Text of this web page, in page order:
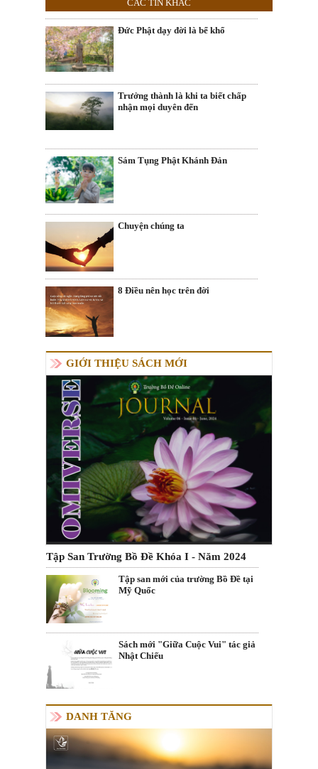
CÁC TIN KHÁC
Đức Phật dạy đời là bể khổ
Trưởng thành là khi ta biết chấp
nhận mọi duyên đến
Sám Tụng Phật Khánh Đản
Chuyện chúng ta
8 Điều nên học trên đời
GIỚI THIỆU SÁCH MỚI
Tập San Trường Bồ Đề Khóa I - Năm 2024
Tập san mới của trường Bồ Đề tại
Mỹ Quốc
Sách mới "Giữa Cuộc Vui" tác giả
Nhật Chiếu
DANH TĂNG